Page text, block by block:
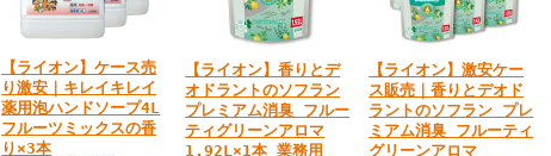
【ライオン】ケース売
り激安｜キレイキレイ
薬用泡ハンドソープ4L
フルーツミックスの香
り×3本
【ライオン】香りとデ
オドラントのソフラン
プレミアム消臭 フルー
ティグリーンアロマ
1.92L×1本 業務用
【ライオン】激安ケー
ス販売｜香りとデオド
ラントのソフラン プレ
ミアム消臭 フルーティ
グリーンアロマ